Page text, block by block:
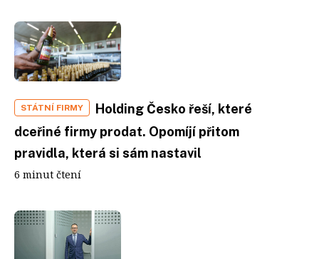
STÁTNÍ FIRMY
Holding Česko řeší, které
dceřiné firmy prodat. Opomíjí přitom
pravidla, která si sám nastavil
6 minut čtení